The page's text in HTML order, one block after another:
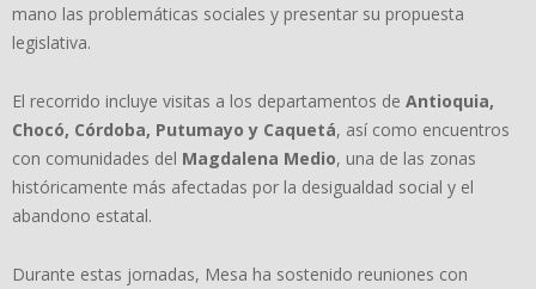
mano las problemáticas sociales y presentar su propuesta
legislativa.
El recorrido incluye visitas a los departamentos de Antioquia,
Chocó, Córdoba, Putumayo y Caquetá, así como encuentros
con comunidades del Magdalena Medio, una de las zonas
históricamente más afectadas por la desigualdad social y el
abandono estatal.
Durante estas jornadas, Mesa ha sostenido reuniones con